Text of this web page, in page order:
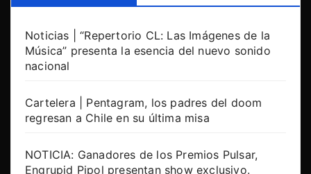
Noticias | “Repertorio CL: Las Imágenes de la
Música” presenta la esencia del nuevo sonido
nacional
Cartelera | Pentagram, los padres del doom
regresan a Chile en su última misa
NOTICIA: Ganadores de los Premios Pulsar,
Engrupid Pipol presentan show exclusivo.